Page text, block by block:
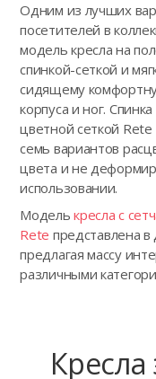
Одним из лучших
посетителей в
модель кресла на
спинкой-сеткой и
сидящему
корпуса и ног.
цветной сеткой
семь вариантов
цвета и не
использовании.
Моделькресла с
Rete представлена
предлагая массу
различными
Кресла